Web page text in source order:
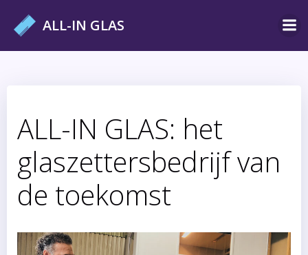
ALL-IN GLAS
ALL-IN GLAS: het
glaszettersbedrijf van
de toekomst